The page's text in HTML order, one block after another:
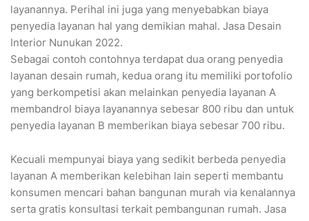
layanannya. Perihal ini juga yang menyebabkan biaya
penyedia layanan hal yang demikian mahal. Jasa Desain
Interior Nunukan 2022.
Sebagai contoh contohnya terdapat dua orang penyedia
layanan desain rumah, kedua orang itu memiliki portofolio
yang berkompetisi akan melainkan penyedia layanan A
membandrol biaya layanannya sebesar 800 ribu dan untuk
penyedia layanan B memberikan biaya sebesar 700 ribu.
Kecuali mempunyai biaya yang sedikit berbeda penyedia
layanan A memberikan kelebihan lain seperti membantu
konsumen mencari bahan bangunan murah via kenalannya
serta gratis konsultasi terkait pembangunan rumah. Jasa